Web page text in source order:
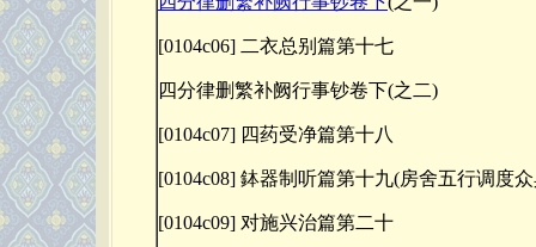
[0104c06] 二衣总别篇第十七
四分律删繁补阙行事钞卷下(之二)
[0104c07] 四药受净篇第十八
[0104c08] 鉢器制听篇第十九(房舍五行调度
[0104c09] 对施兴治篇第二十